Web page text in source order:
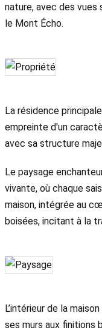
nature, avec des
le Mont Écho.
La résidence
empreinte d'un
avec sa structure
Le paysage
vivante, où chaque
maison, intégrée au
boisées, incitant à la
L’intérieur de la
ses murs aux finitions